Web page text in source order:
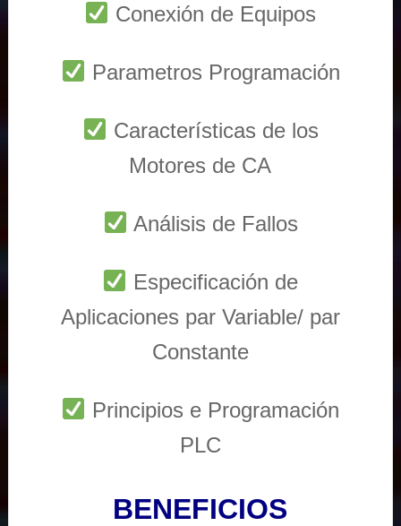
Conexión de Equipos
Parametros Programación
Características de los
Motores de CA
Análisis de Fallos
Especificación de
Aplicaciones par Variable/ par
Constante
Principios e Programación
PLC
BENEFICIOS